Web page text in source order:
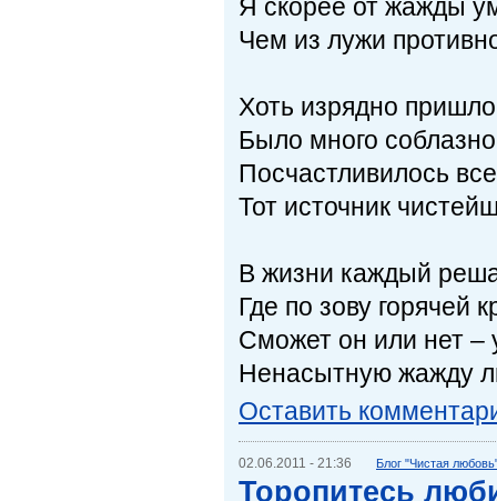
Я скорее от жажды
Чем из лужи
Хоть изрядно
Было много
Посчастливилось
Тот источник
В жизни каждый
Где по зову горячей
Сможет он или нет –
Ненасытную жажду
Оставить
02.06.2011 - 21:36 Блог "Чистая
Торопитесь